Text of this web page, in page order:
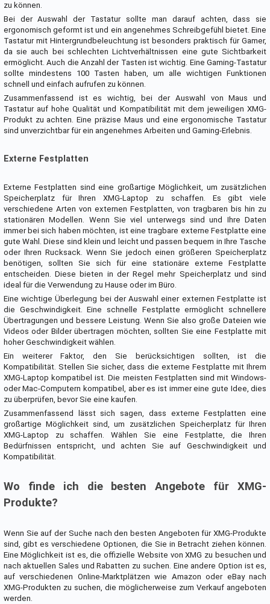
zu können.
Bei der Auswahl der Tastatur sollte man darauf achten, dass sie
ergonomisch geformt ist und ein angenehmes Schreibgefühl bietet. Eine
Tastatur mit Hintergrundbeleuchtung ist besonders praktisch für Gamer,
da sie auch bei schlechten Lichtverhältnissen eine gute Sichtbarkeit
ermöglicht. Auch die Anzahl der Tasten ist wichtig. Eine Gaming-Tastatur
sollte mindestens 100 Tasten haben, um alle wichtigen Funktionen
schnell und einfach aufrufen zu können.
Zusammenfassend ist es wichtig, bei der Auswahl von Maus und
Tastatur auf hohe Qualität und Kompatibilität mit dem jeweiligen XMG-
Produkt zu achten. Eine präzise Maus und eine ergonomische Tastatur
sind unverzichtbar für ein angenehmes Arbeiten und Gaming-Erlebnis.
Externe Festplatten
Externe Festplatten sind eine großartige Möglichkeit, um zusätzlichen
Speicherplatz für Ihren XMG-Laptop zu schaffen. Es gibt viele
verschiedene Arten von externen Festplatten, von tragbaren bis hin zu
stationären Modellen. Wenn Sie viel unterwegs sind und Ihre Daten
immer bei sich haben möchten, ist eine tragbare externe Festplatte eine
gute Wahl. Diese sind klein und leicht und passen bequem in Ihre Tasche
oder Ihren Rucksack. Wenn Sie jedoch einen größeren Speicherplatz
benötigen, sollten Sie sich für eine stationäre externe Festplatte
entscheiden. Diese bieten in der Regel mehr Speicherplatz und sind
ideal für die Verwendung zu Hause oder im Büro.
Eine wichtige Überlegung bei der Auswahl einer externen Festplatte ist
die Geschwindigkeit. Eine schnelle Festplatte ermöglicht schnellere
Übertragungen und bessere Leistung. Wenn Sie also große Dateien wie
Videos oder Bilder übertragen möchten, sollten Sie eine Festplatte mit
hoher Geschwindigkeit wählen.
Ein weiterer Faktor, den Sie berücksichtigen sollten, ist die
Kompatibilität. Stellen Sie sicher, dass die externe Festplatte mit Ihrem
XMG-Laptop kompatibel ist. Die meisten Festplatten sind mit Windows-
oder Mac-Computern kompatibel, aber es ist immer eine gute Idee, dies
zu überprüfen, bevor Sie eine kaufen.
Zusammenfassend lässt sich sagen, dass externe Festplatten eine
großartige Möglichkeit sind, um zusätzlichen Speicherplatz für Ihren
XMG-Laptop zu schaffen. Wählen Sie eine Festplatte, die Ihren
Bedürfnissen entspricht, und achten Sie auf Geschwindigkeit und
Kompatibilität.
Wo finde ich die besten Angebote für XMG-
Produkte?
Wenn Sie auf der Suche nach den besten Angeboten für XMG-Produkte
sind, gibt es verschiedene Optionen, die Sie in Betracht ziehen können.
Eine Möglichkeit ist es, die offizielle Website von XMG zu besuchen und
nach aktuellen Sales und Rabatten zu suchen. Eine andere Option ist es,
auf verschiedenen Online-Marktplätzen wie Amazon oder eBay nach
XMG-Produkten zu suchen, die möglicherweise zum Verkauf angeboten
werden.